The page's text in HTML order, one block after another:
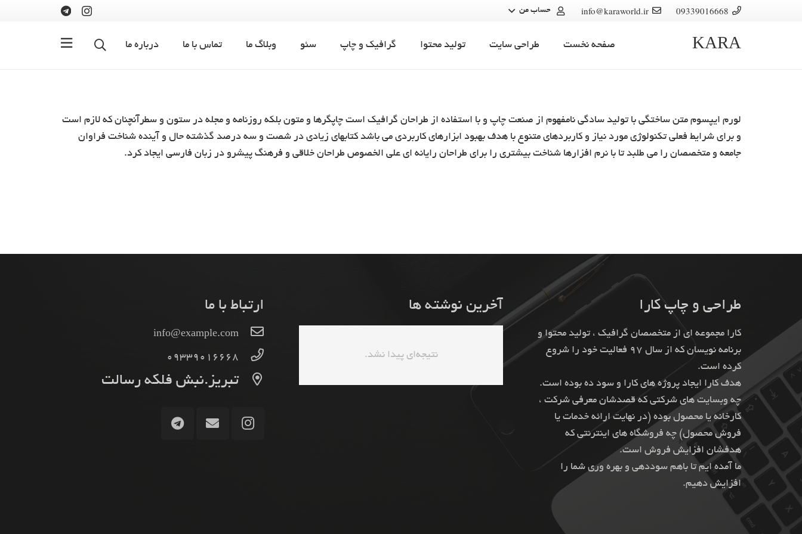
09339016668
info@karaworld.ir حساب من
KARA صفحه نخست طراحی سایت تولید محتوا گرافیک و چاپ سئو وبلاگ ما تماس با ما درباره ما
لورم ایپسوم متن ساختگی با تولید سادگی نامفهوم از صنعت چاپ و با استفاده از طراحان گرافیک است چاپگرها و متون بلکه روزنامه و مجله در ستون و سطرآنچنان که لازم است
و برای شرایط فعلی تکنولوژی مورد نیاز و کاربردهای متنوع با هدف بهبود ابزارهای کاربردی می باشد کتابهای زیادی در شصت و سه درصد گذشته حال و آینده شناخت فراوان
جامعه و متخصصان را می طلبد تا با نرم افزارها شناخت بیشتری را برای طراحان رایانه ای علی الخصوص طراحان خلاقی و فرهنگ پیشرو در زبان فارسی ایجاد کرد.
طراحی و چاپ کارا
کارا مجموعه ای از متخصصان گرافیک ، تولید محتوا و
برنامه نویسان که از سال 97 فعالیت خود را شروع
کرده است.
هدف کارا ایجاد پروژه های کارا و سود ده بوده است.
چه وبسایت های شرکتی که قصدشان معرفی شرکت ،
کارخانه یا محصول بوده (در نهایت ارائه خدمات یا
فروش محصول) چه فروشگاه های اینترنتی که
هدفشان افزایش فروش است.
ما آمده ایم تا باهم سوددهی و بهره وری شما را
افزایش دهیم.
آخرین نوشته ها
نتیجه‌ای پیدا نشد.
ارتباط با ما
info@example.com
09339016668
تبریز.نبش فلکه رسالت